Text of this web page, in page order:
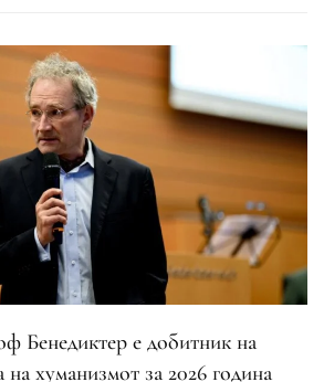
Бенедиктер е добитник на
на хуманизмот за 2026 година